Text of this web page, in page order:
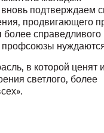
подтверждаем
продвигающего
справедливого
в которой ценят и
светлого, более